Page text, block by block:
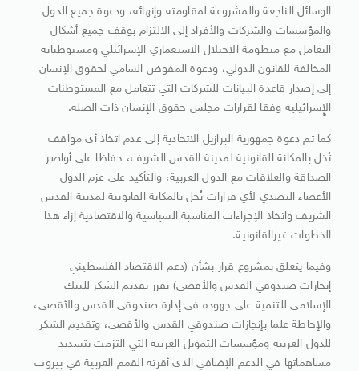
الوسائل الناجعة والمشروعة لمقاومته وإنهائه، ودعوة جميع الدول
والمؤسسات والشركات والأفراد إلى الالتزام بوقف جميع أشكال
التعامل مع منظومة الاحتلال الاستعماري الإسرائيلي ومستوطناته
المخالفة للقانون الدولي، ودعوة المفوض السامي لحقوق الإنسان
إلى إصدار قاعدة البيانات للشركات التي تتعامل مع المستوطنات
الإٍسرائيلية وفقا لقرارات مجلس حقوق الإنسان ذات الصلة.
كما تم دعوة جمهورية البرازيل الاتحادية إلى عدم اتخاذ أي مواقف
تُخل بالمكانة القانونية لمدينة القدس الشريف، حفاظا على أواصر
الصداقة والعلاقات مع الدول العربية، والتأكيد على عزم الدول
الأعضاء التصدي لأي قرارات تُخل بالمكانة القانونية لمدينة القدس
الشريف واتخاذ الإجراءات المناسبة السياسية والاقتصادية إزاء هذا
الخطوات غيرالقانونية.
وفيما يتعلق بمشروع قرار بشأن (دعم الاقتصاد الفلسطيني –
إنجازات صندوقي القدس والأقصى) تقرر تقديم الشكر للبنك
الإسلامي للتنمية على جهوده في إدارة صندوقي القدس والأقصى،
والإحاطة علما بإنجازات صندوقي القدس والأقصى، وتقديم الشكر
للدول العربية ومؤسسات التمويل العربية التي التزمت بتسديد
مساهماتها في الدعم الإضافي الذي أقرته القمم العربية في بيروت